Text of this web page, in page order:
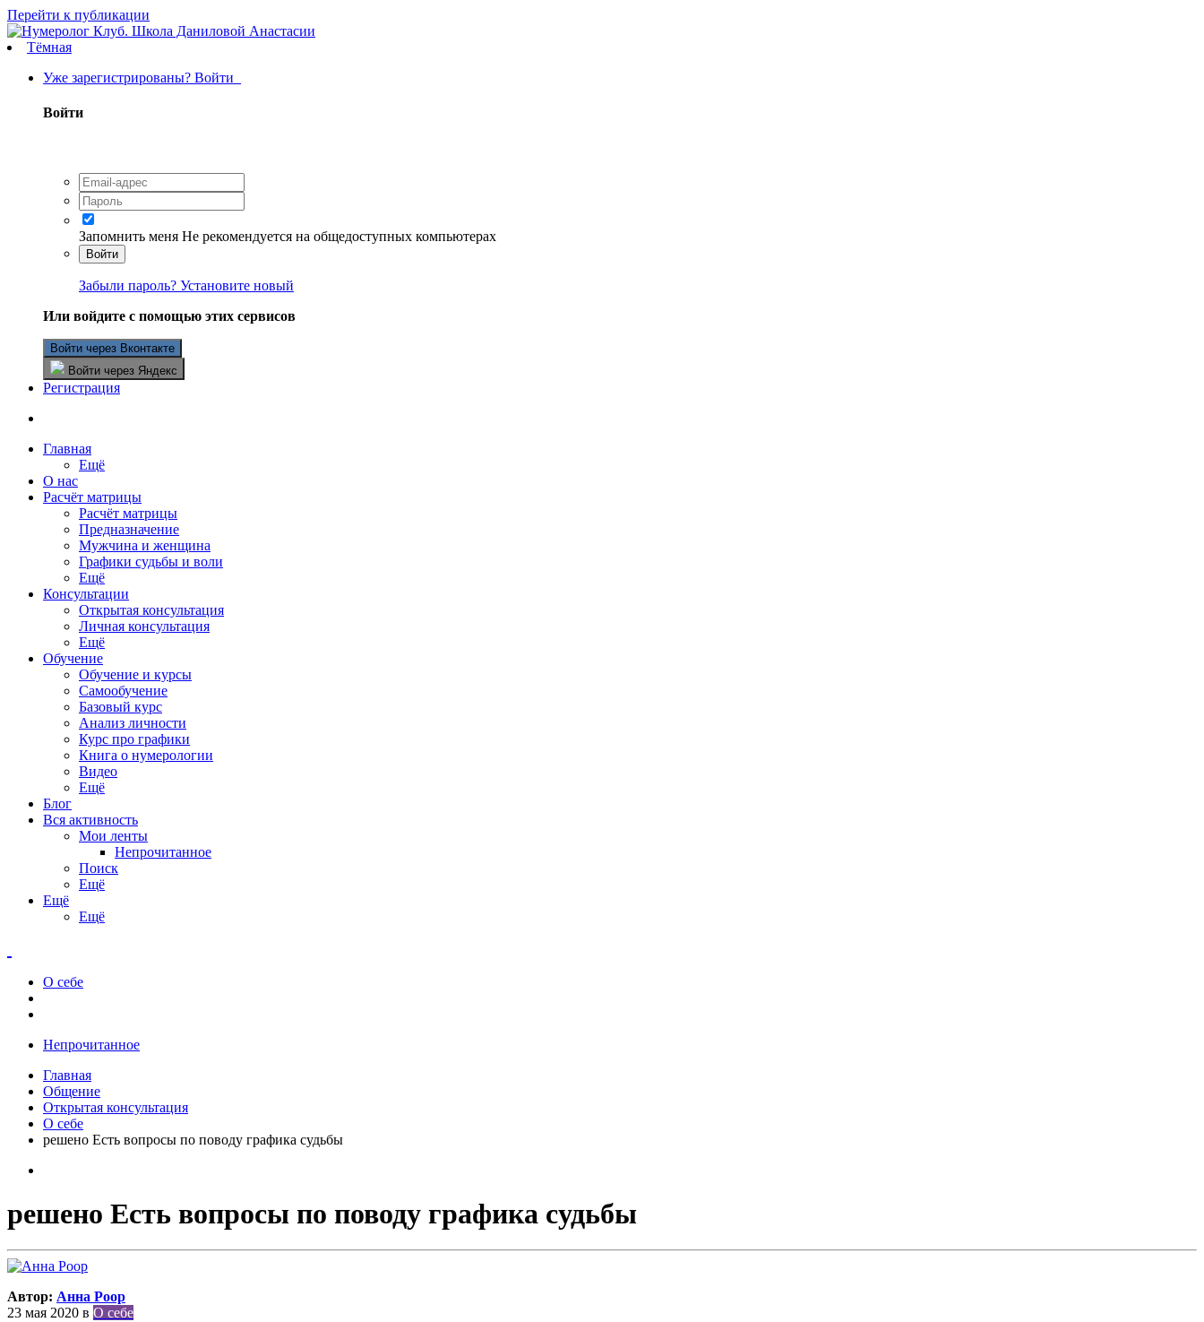
Перейти к публикации
Тёмная
Уже зарегистрированы? Войти
Войти
Запомнить меня Не рекомендуется на общедоступных компьютерах
Войти
Забыли пароль? Установите новый
Или войдите с помощью этих сервисов
Войти через Вконтакте
Войти через Яндекс
Регистрация
Главная
Ещё
О нас
Расчёт матрицы
Расчёт матрицы
Предназначение
Мужчина и женщина
Графики судьбы и воли
Ещё
Консультации
Открытая консультация
Личная консультация
Ещё
Обучение
Обучение и курсы
Самообучение
Базовый курс
Анализ личности
Курс про графики
Книга о нумерологии
Видео
Ещё
Блог
Вся активность
Мои ленты
Непрочитанное
Поиск
Ещё
Ещё
Ещё
О себе
Непрочитанное
Главная
Общение
Открытая консультация
О себе
решено Есть вопросы по поводу графика судьбы
решено Есть вопросы по поводу графика судьбы
Автор: Анна Роор
23 мая 2020 в О себе